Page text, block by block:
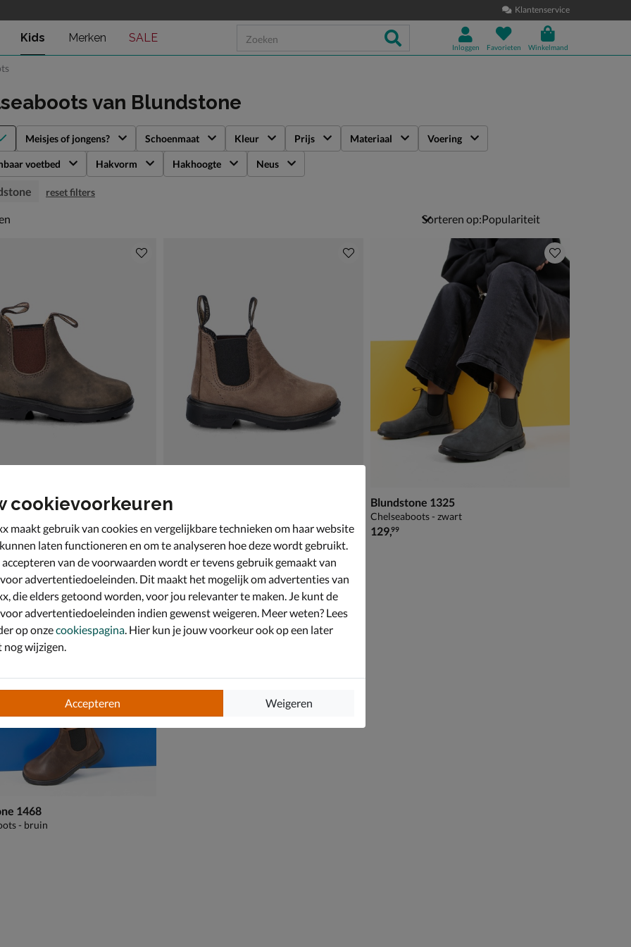
Klantenservice
Kids Merken SALE
Inloggen Favorieten Winkelmand
van Blundstone
Meisjes of jongens? Schoenmaat Kleur Prijs Materiaal Voering
voetbed Hakvorm Hakhoogte Neus
reset filters
Sorteren op:
565 Blundstone 2593
€ 129,99
129,99
Blundstone 1325
Chelseaboots - zwart
€ 129,99
129,99
1468
- bruin
cookievoorkeuren
maakt gebruik van cookies en vergelijkbare technieken om haar website
laten functioneren en om te analyseren hoe deze wordt gebruikt.
van de voorwaarden wordt er tevens gebruik gemaakt van
advertentiedoeleinden. Dit maakt het mogelijk om advertenties van
die elders getoond worden, voor jou relevanter te maken. Je kunt de
advertentiedoeleinden indien gewenst weigeren. Meer weten? Lees
op onzecookiespagina. Hier kun je jouw voorkeur ook op een later
nog wijzigen.
Accepteren Weigeren